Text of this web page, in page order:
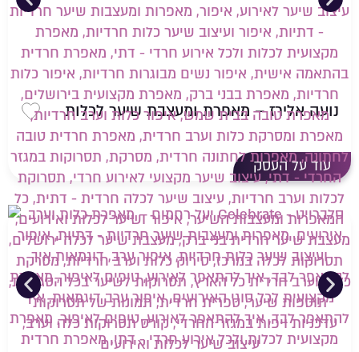
נועה אלירז – מאפרת ומעצבת שיער לכלות
עוד על העסק